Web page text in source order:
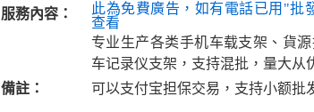
服務內容：
此為免費廣告，如有電話已用"批
查看
专业生产各类手机车载支架、貨
车记录仪支架，支持混批，量大从
備註：
可以支付宝担保交易，支持小额批